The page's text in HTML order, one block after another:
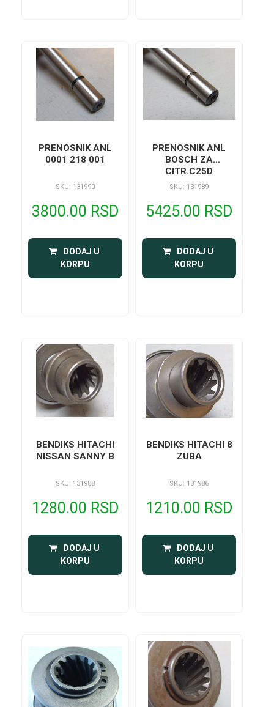
PRENOSNIK ANL
0001 218 001
SKU: 131990
3800.00 RSD
DODAJ U
KORPU
PRENOSNIK ANL
BOSCH ZA
CITR.C25D
SKU: 131989
5425.00 RSD
DODAJ U
KORPU
BENDIKS HITACHI
NISSAN SANNY B
SKU: 131988
1280.00 RSD
DODAJ U
KORPU
BENDIKS HITACHI 8
ZUBA
SKU: 131986
1210.00 RSD
DODAJ U
KORPU